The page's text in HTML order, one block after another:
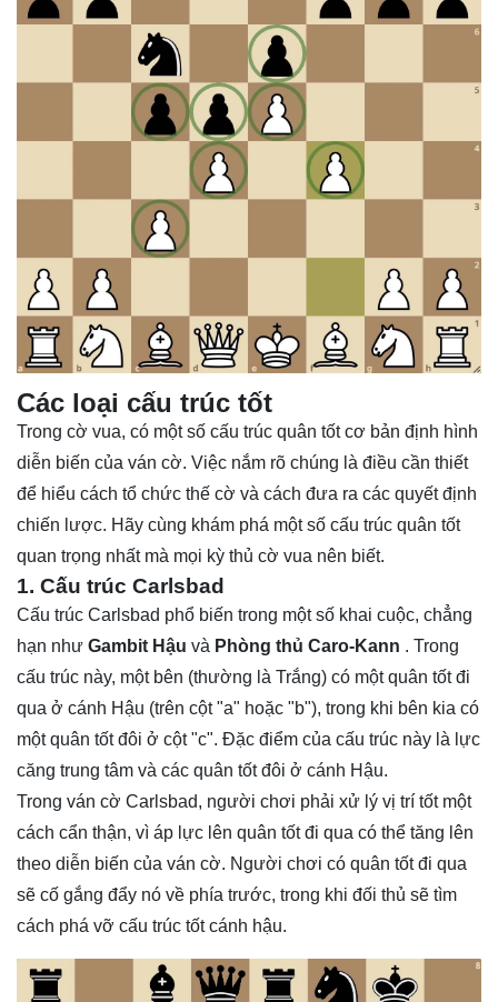
Các loại cấu trúc tốt
Trong cờ vua, có một số cấu trúc quân tốt cơ bản định hình
diễn biến của ván cờ. Việc nắm rõ chúng là điều cần thiết
để hiểu cách tổ chức thế cờ và cách đưa ra các quyết định
chiến lược. Hãy cùng khám phá một số cấu trúc quân tốt
quan trọng nhất mà mọi kỳ thủ cờ vua nên biết.
1. Cấu trúc Carlsbad
Cấu trúc Carlsbad phổ biến trong một số khai cuộc, chẳng
hạn như Gambit Hậu và Phòng thủ Caro-Kann . Trong
cấu trúc này, một bên (thường là Trắng) có một quân tốt đi
qua ở cánh Hậu (trên cột "a" hoặc "b"), trong khi bên kia có
một quân tốt đôi ở cột "c". Đặc điểm của cấu trúc này là lực
căng trung tâm và các quân tốt đôi ở cánh Hậu.
Trong ván cờ Carlsbad, người chơi phải xử lý vị trí tốt một
cách cẩn thận, vì áp lực lên quân tốt đi qua có thể tăng lên
theo diễn biến của ván cờ. Người chơi có quân tốt đi qua
sẽ cố gắng đẩy nó về phía trước, trong khi đối thủ sẽ tìm
cách phá vỡ cấu trúc tốt cánh hậu.